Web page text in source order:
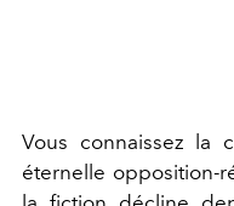
Vous connaissez la
éternelle opposition-